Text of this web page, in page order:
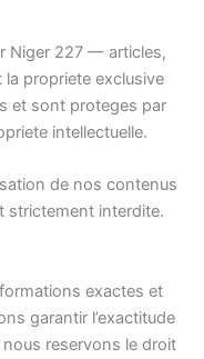
Niger 227 — articles,
propriete exclusive
et sont proteges par
intellectuelle.
de nos contenus
strictement interdite.
exactes et
garantir l’exactitude
reservons le droit